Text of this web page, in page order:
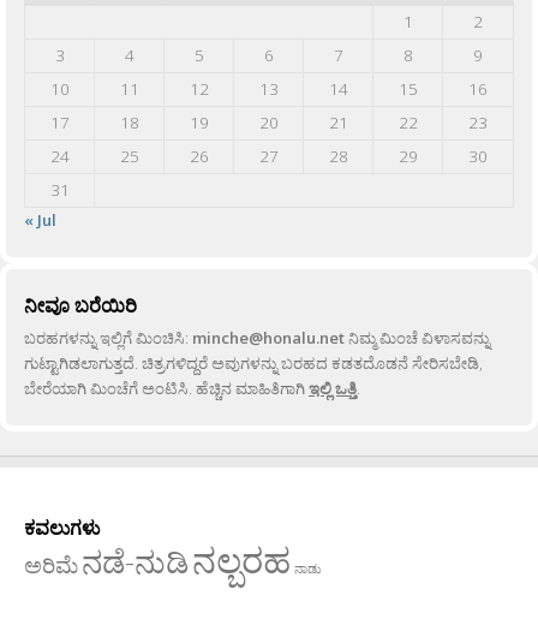
1
2
3
4 5 6 7 8
9
10
11 12 13 14 15
16
17
18 19 20 21 22
23
24
25 26 27 28 29
30
31
« Jul
ನೀವೂ ಬರೆಯಿರಿ
ಬರಹಗಳನ್ನು ಇಲ್ಲಿಗೆ ಮಿಂಚಿಸಿ: minche@honalu.netನಿಮ್ಮ ಮಿಂಚೆ ವಿಳಾಸವನ್ನು
ಗುಟ್ಟಾಗಿಡಲಾಗುತ್ತದೆ. ಚಿತ್ರಗಳಿದ್ದರೆ ಅವುಗಳನ್ನು ಬರಹದ ಕಡತದೊಡನೆ ಸೇರಿಸಬೇಡಿ,
ಬೇರೆಯಾಗಿ ಮಿಂಚೆಗೆ ಅಂಟಿಸಿ. ಹೆಚ್ಚಿನ ಮಾಹಿತಿಗಾಗಿಇಲ್ಲಿ ಒತ್ತಿ.
ಕವಲುಗಳು
ಅರಿಮೆನಡೆ-ನುಡಿನಲ್ಬರಹ ನಾಡು